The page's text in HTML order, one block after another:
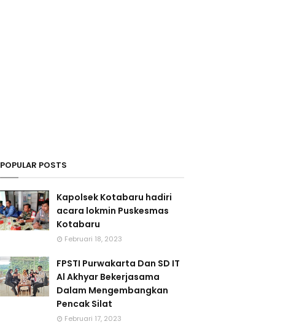
POPULAR POSTS
Kapolsek Kotabaru hadiri
acara lokmin Puskesmas
Kotabaru
Februari 18, 2023
FPSTI Purwakarta Dan SD IT
Al Akhyar Bekerjasama
Dalam Mengembangkan
Pencak Silat
Februari 17, 2023